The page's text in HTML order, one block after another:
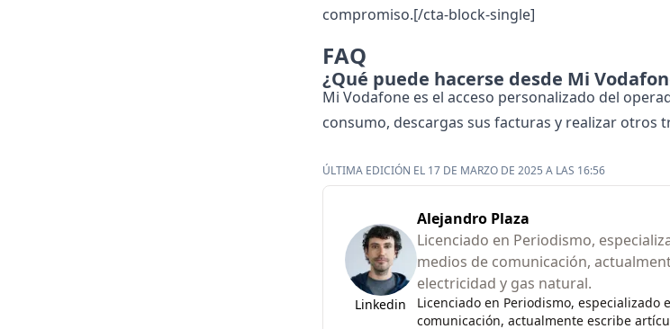
compromiso.[/cta-block-single]
FAQ
¿Qué puede hacerse desde Mi
Mi Vodafone es el acceso personalizado del
consumo, descargas sus facturas y realizar
ÚLTIMA EDICIÓN EL 17 DE MARZO DE 2025 A LAS 16:56
Linkedin
Alejandro Plaza
Licenciado en Periodismo,
medios de comunicación,
electricidad y gas natural.
Licenciado en Periodismo,
comunicación, actualmente escribe